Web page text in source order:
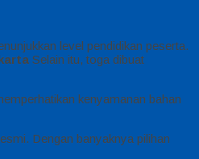
level pendidikan peserta.
Selain itu, toga dibuat
kenyamanan bahan
Dengan banyaknya pilihan